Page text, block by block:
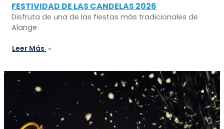
FESTIVIDAD DE LAS CANDELAS 2026
Disfruta de una de las fiestas más tradicionales de
Alange
Leer Más